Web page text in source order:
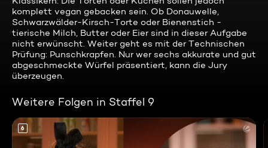
komplett vegan gebacken sein. Ob Donauwelle,
Schwarzwälder-Kirsch-Torte oder Bienenstich -
tierische Milch, Butter oder Eier sind in dieser Aufgabe
nicht erwünscht. Weiter geht es mit der Technischen
Prüfung: Punschkrapfen. Nur wer sechs akkurate und gut
abgeschmeckte Würfel präsentiert, kann die Jury
überzeugen.
Weitere Folgen in Staffel 9
6